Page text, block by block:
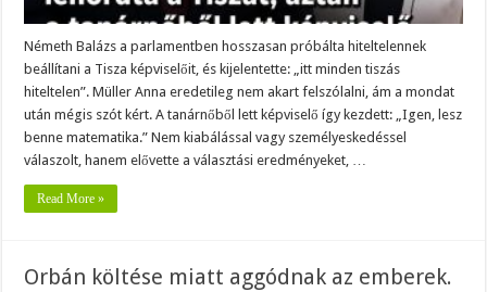
Németh Balázs a parlamentben hosszasan próbálta hiteltelennek
beállítani a Tisza képviselőit, és kijelentette: „itt minden tiszás
hiteltelen”. Müller Anna eredetileg nem akart felszólalni, ám a mondat
után mégis szót kért. A tanárnőből lett képviselő így kezdett: „Igen, lesz
benne matematika.” Nem kiabálással vagy személyeskedéssel
válaszolt, hanem elővette a választási eredményeket, …
Read More »
Orbán költése miatt aggódnak az emberek.